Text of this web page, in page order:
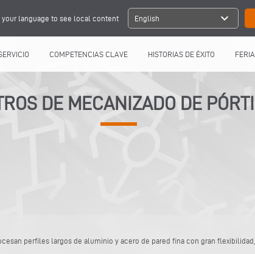
your language to see local content English expand_more
COMPETENCIAS CLAVE HISTORIAS DE ÉXITO
DE MECANIZADO DE
perfiles largos de aluminio y acero de pared fina con gran